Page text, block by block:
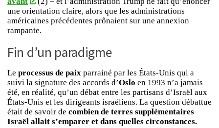
une orientation claire, alors que les administrations
américaines précédentes prônaient sur une annexion
rampante.
Fin d’un paradigme
Le processus de paix parrainé par les États-Unis qui a
suivi la signature des accords d’Oslo en 1993 n’a jamais
été, en réalité, qu’un débat entre les partisans d’Israël aux
États-Unis et les dirigeants israéliens. La question débattue
était de savoir de combien de terres supplémentaires
Israël allait s’emparer et dans quelles circonstances.